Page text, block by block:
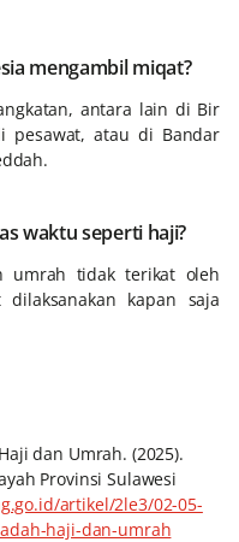
mengambil miqat?
antara lain di Bir
pesawat, atau di Bandar
waktu seperti haji?
umrah tidak terikat oleh
kapan saja
dan Umrah. (2025).
Provinsi Sulawesi
artikel/2le3/02-05-
haji-dan-umrah